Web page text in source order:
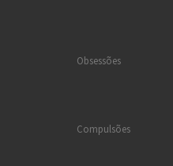
Obsessões
Compulsões